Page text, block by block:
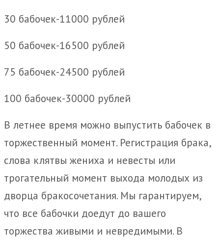
30 бабочек-11000 рублей
50 бабочек-16500 рублей
75 бабочек-24500 рублей
100 бабочек-30000 рублей
В летнее время можно выпустить бабочек в
торжественный момент. Регистрация брака,
слова клятвы жениха и невесты или
трогательный момент выхода молодых из
дворца бракосочетания. Мы гарантируем,
что все бабочки доедут до вашего
торжества живыми и невредимыми. В